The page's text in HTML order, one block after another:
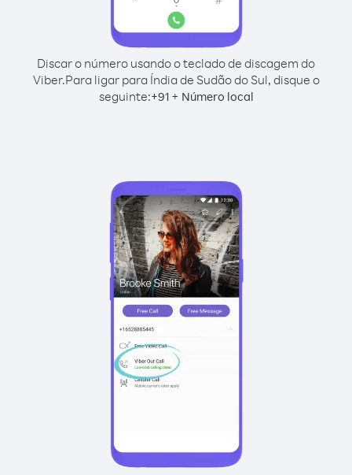
Discar o número usando o teclado de discagem do
Viber.Para ligar para Índia de Sudão do Sul, disque o
seguinte:+91+ Número local